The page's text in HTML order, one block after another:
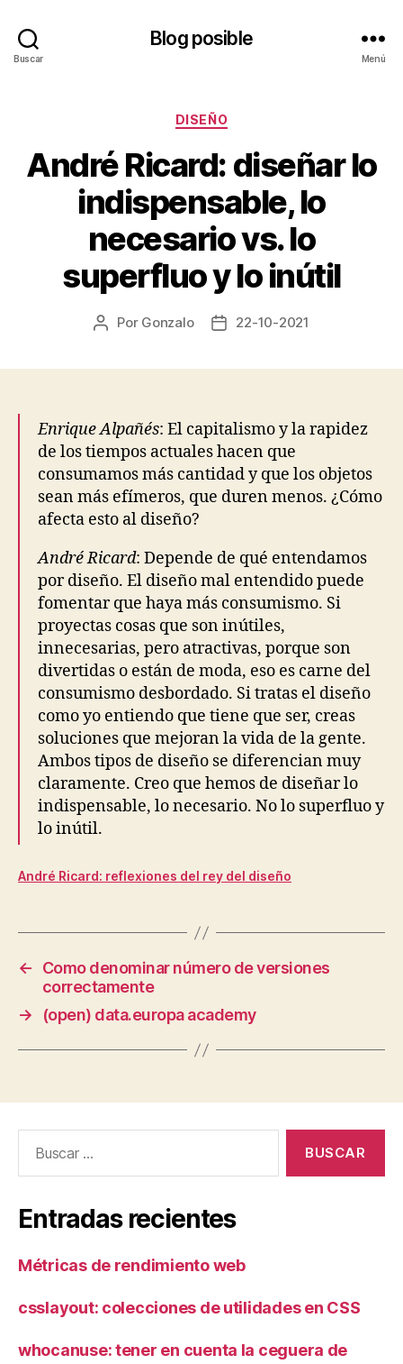
Buscar
Blog posible
Menú
Categorías
DISEÑO
André Ricard: diseñar lo
indispensable, lo
necesario vs. lo
superfluo y lo inútil
Autor
Por Gonzalo
Fecha22-10-2021
Enrique Alpañés: El capitalismo y la rapidez
de los tiempos actuales hacen que
consumamos más cantidad y que los objetos
sean más efímeros, que duren menos. ¿Cómo
afecta esto al diseño?
André Ricard: Depende de qué entendamos
por diseño. El diseño mal entendido puede
fomentar que haya más consumismo. Si
proyectas cosas que son inútiles,
innecesarias, pero atractivas, porque son
divertidas o están de moda, eso es carne del
consumismo desbordado. Si tratas el diseño
como yo entiendo que tiene que ser, creas
soluciones que mejoran la vida de la gente.
Ambos tipos de diseño se diferencian muy
claramente. Creo que hemos de diseñar lo
indispensable, lo necesario. No lo superfluo y
lo inútil.
André Ricard: reflexiones del rey del diseño
←
Como denominar número de versiones
correctamente
→
(open) data.europa academy
Entradas recientes
Métricas de rendimiento web
csslayout: colecciones de utilidades en CSS
whocanuse: tener en cuenta la ceguera de